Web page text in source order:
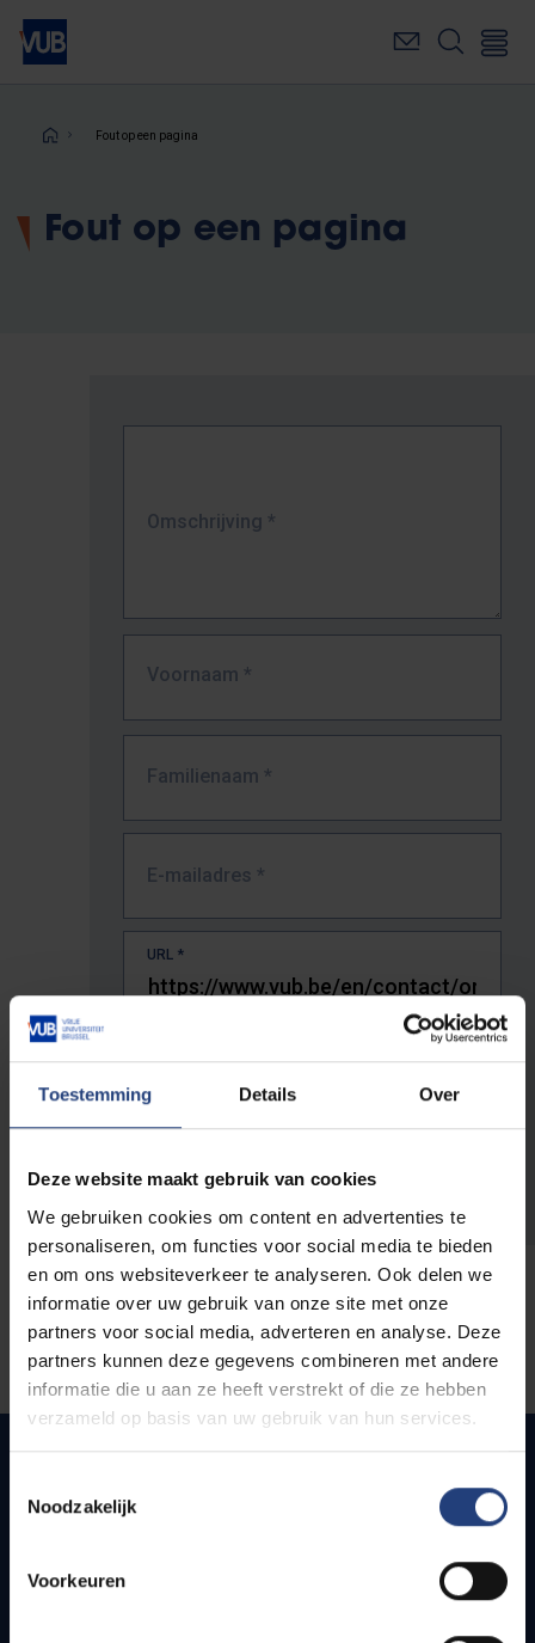
Toestemming Details Over
Deze website maakt gebruik van cookies
We gebruiken cookies om content en advertenties te
personaliseren, om functies voor social media te bieden
en om ons websiteverkeer te analyseren. Ook delen we
informatie over uw gebruik van onze site met onze
partners voor social media, adverteren en analyse. Deze
partners kunnen deze gegevens combineren met andere
informatie die u aan ze heeft verstrekt of die ze hebben
verzameld op basis van uw gebruik van hun services.
Noodzakelijk
Voorkeuren
Overslaan
naar
inhoudKruimelpad
Fout op een pagina
Fout op een pagina
Omschrijving *
Voornaam *
Familienaam *
E-mailadres *
URL *
De volledige URL van de pagina waar je de fout zag.
Snel naar